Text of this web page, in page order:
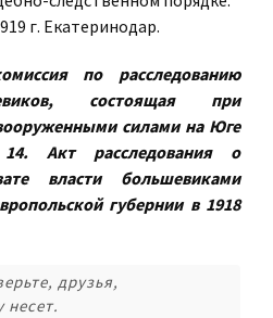
г. Екатеринодар.
по расследованию
состоящая при
силами на Юге
Акт расследования о
власти большевиками
губернии в 1918
друзья,
несет.